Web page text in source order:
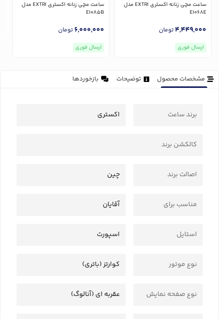
ساعت مچی زنانه اکستری EXTRI مدل
E1068E
4,449,000تومان
ارسال فوری
ساعت مچی زنانه اکستری EXTRI مدل
E1085B
6,000,000 تومان
ارسال فوری
مشخصات محصول توضیحات بازخوردها
برند ساعت اکستری
کالکشن برند
اصالت برند چین
مناسب برای آقایان
استایل اسپورت
نوع موتور کوارتز (باتری)
نوع صفحه نمایش عقربه ای (آنالوگ)